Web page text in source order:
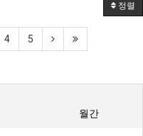
정렬
4 5
월간